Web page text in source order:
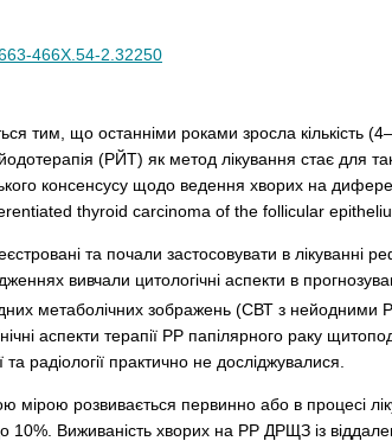
466X.54-2.32250
тим, що останніми роками зросла кількість
(РЙТ) як метод лікування стає для
консенсусу щодо ведення хворих на
thyroid carcinoma of the follicular
та почали застосовувати в лікуванні
вивчали цитологічні аспекти в
метаболічних зображень (СВТ з
аспекти терапії РР папілярного раку
та радіології практично не досліджувалися.
мірою розвивається первинно або в процесі
10%. Виживаність хворих на РР ДРЩЗ із